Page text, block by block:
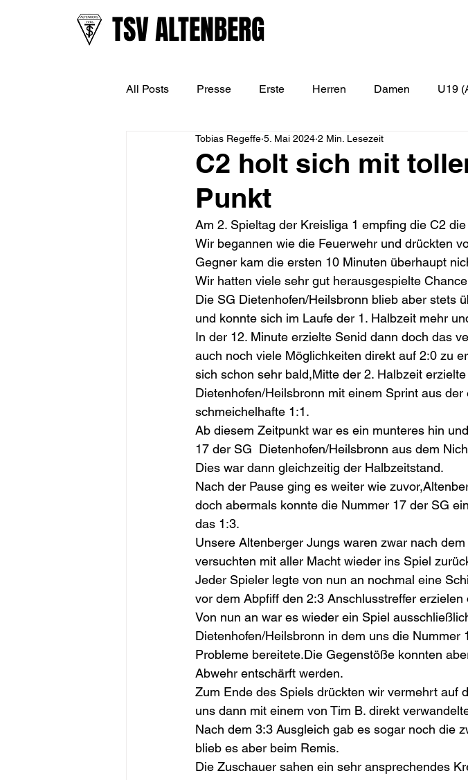
TSV ALTENBERG
All Posts Presse Erste Herren Damen U19
U13 (D-Jugend) U11 (E-Jugend) U9 (F-Jugend)
C2 holt sich mit
Punkt
Tobias Regeffe 5. Mai 2024 2 Min. Lesezeit
Am 2. Spieltag der Kreisliga 1 empfing die C2
Wir begannen wie die Feuerwehr und drückten
Gegner kam die ersten 10 Minuten überhaupt
Wir hatten viele sehr gut herausgespielte
Die SG Dietenhofen/Heilsbronn blieb aber stets
und konnte sich im Laufe der 1. Halbzeit mehr
In der 12. Minute erzielte Senid dann doch das
auch noch viele Möglichkeiten direkt auf 2:0 zu
sich schon sehr bald,Mitte der 2. Halbzeit
Dietenhofen/Heilsbronn mit einem Sprint aus
schmeichelhafte 1:1.
Ab diesem Zeitpunkt war es ein munteres hin
17 der SG  Dietenhofen/Heilsbronn aus dem
Dies war dann gleichzeitig der Halbzeitstand.
Nach der Pause ging es weiter wie
doch abermals konnte die Nummer 17 der SG
das 1:3.
Unsere Altenberger Jungs waren zwar nach
versuchten mit aller Macht wieder ins Spiel
Jeder Spieler legte von nun an nochmal eine
vor dem Abpfiff den 2:3 Anschlusstreffer erzielen
Von nun an war es wieder ein Spiel
Dietenhofen/Heilsbronn in dem uns die Nummer
Probleme bereitete.Die Gegenstöße konnten
Abwehr entschärft werden.
Zum Ende des Spiels drückten wir vermehrt auf
uns dann mit einem von Tim B. direkt
Nach dem 3:3 Ausgleich gab es sogar noch die
blieb es aber beim Remis.
Die Zuschauer sahen ein sehr ansprechendes